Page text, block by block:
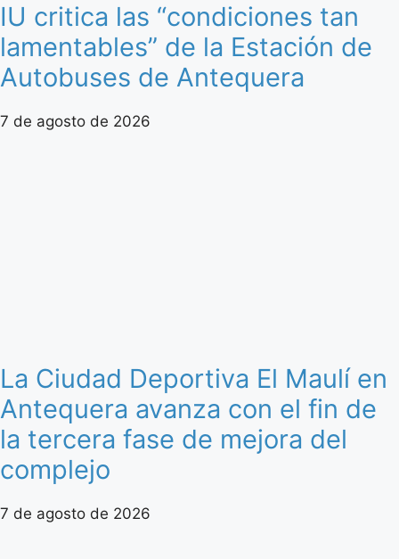
IU critica las “condiciones tan
lamentables” de la Estación de
Autobuses de Antequera
7 de agosto de 2026
La Ciudad Deportiva El Maulí en
Antequera avanza con el fin de
la tercera fase de mejora del
complejo
7 de agosto de 2026